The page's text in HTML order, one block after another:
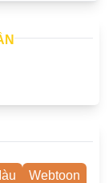
Webtoon